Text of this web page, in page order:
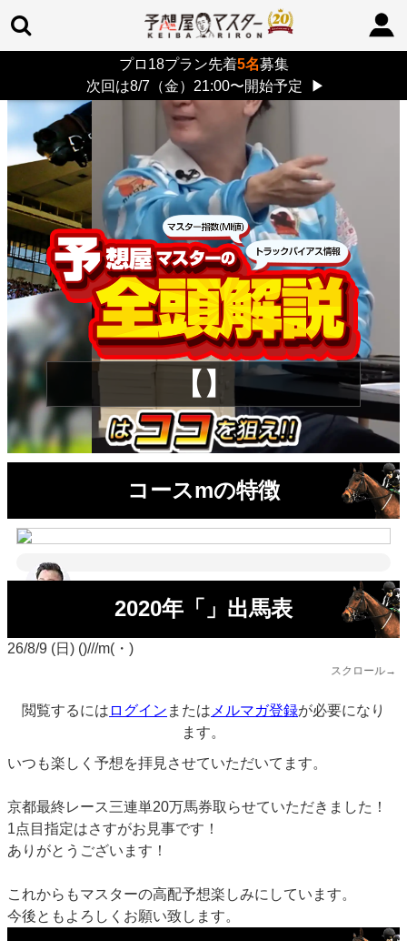
プロ18プラン先着5名募集
次回は8/7（金）21:00〜開始予定
▶
> 26/8/9 (日)
【】
コースmの特徴
2020年「」出馬表
26/8/9 (日) ()///m(・)
スクロール→
閲覧するには ログイン または メルマガ登録が必要になり
ます。
いつも楽しく予想を拝見させていただいてます。
京都最終レース三連単20万馬券取らせていただきました！
1点目指定はさすがお見事です！
ありがとうございます！
これからもマスターの高配予想楽しみにしています。
今後ともよろしくお願い致します。